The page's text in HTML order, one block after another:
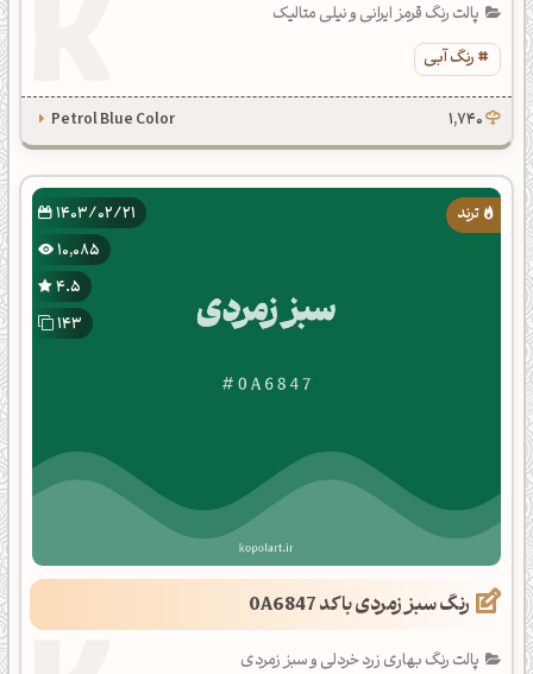
پالت رنگ قرمز ایرانی و نیلی متالیک
رنگ آبی
1,740
Petrol Blue Color
1403/02/21
10,085
4.5
143
رنگ سبز زمردی با کد 0A6847
پالت رنگ بهاری زرد خردلی و سبز زمردی